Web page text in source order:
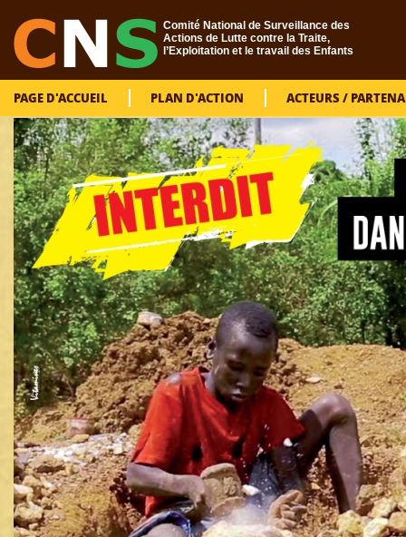
Comité National de Surveillance des
Actions de Lutte contre la Traite,
l’Exploitation et le travail des Enfants
PAGE D'ACCUEIL PLAN D'ACTION ACTEURS /